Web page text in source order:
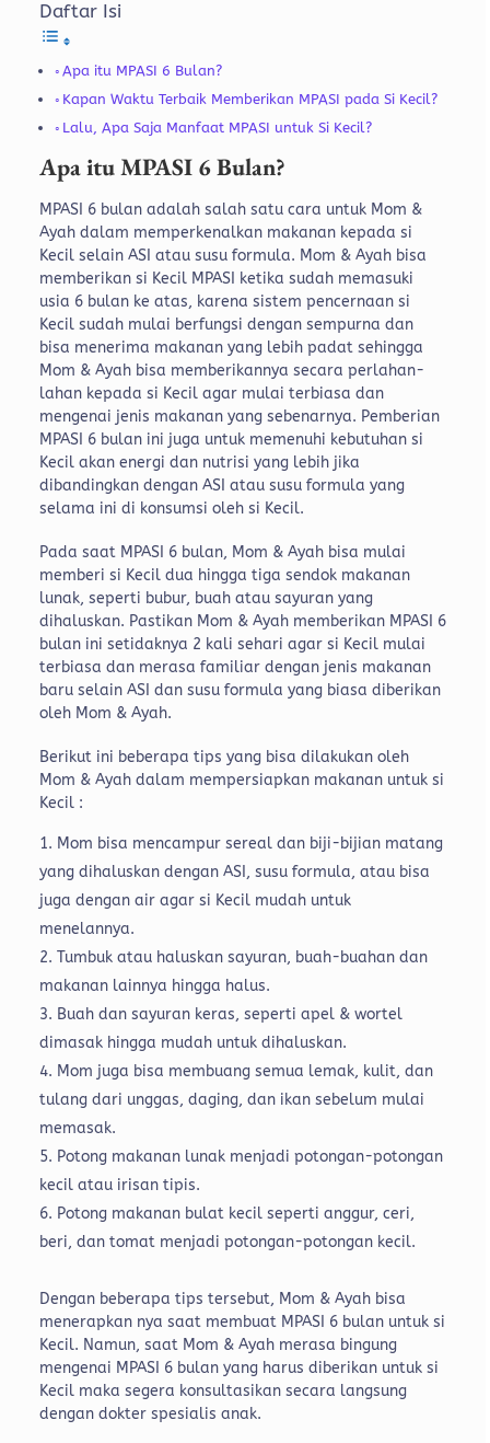
Daftar Isi
Apa itu MPASI 6 Bulan?
Kapan Waktu Terbaik Memberikan MPASI pada Si Kecil?
Lalu, Apa Saja Manfaat MPASI untuk Si Kecil?
Apa itu MPASI 6 Bulan?
MPASI 6 bulan adalah salah satu cara untuk Mom &
Ayah dalam memperkenalkan makanan kepada si
Kecil selain ASI atau susu formula. Mom & Ayah bisa
memberikan si Kecil MPASI ketika sudah memasuki
usia 6 bulan ke atas, karena sistem pencernaan si
Kecil sudah mulai berfungsi dengan sempurna dan
bisa menerima makanan yang lebih padat sehingga
Mom & Ayah bisa memberikannya secara perlahan-
lahan kepada si Kecil agar mulai terbiasa dan
mengenai jenis makanan yang sebenarnya. Pemberian
MPASI 6 bulan ini juga untuk memenuhi kebutuhan si
Kecil akan energi dan nutrisi yang lebih jika
dibandingkan dengan ASI atau susu formula yang
selama ini di konsumsi oleh si Kecil.
Pada saat MPASI 6 bulan, Mom & Ayah bisa mulai
memberi si Kecil dua hingga tiga sendok makanan
lunak, seperti bubur, buah atau sayuran yang
dihaluskan. Pastikan Mom & Ayah memberikan MPASI 6
bulan ini setidaknya 2 kali sehari agar si Kecil mulai
terbiasa dan merasa familiar dengan jenis makanan
baru selain ASI dan susu formula yang biasa diberikan
oleh Mom & Ayah.
Berikut ini beberapa tips yang bisa dilakukan oleh
Mom & Ayah dalam mempersiapkan makanan untuk si
Kecil :
Mom bisa mencampur sereal dan biji-bijian matang
yang dihaluskan dengan ASI, susu formula, atau bisa
juga dengan air agar si Kecil mudah untuk
menelannya.
Tumbuk atau haluskan sayuran, buah-buahan dan
makanan lainnya hingga halus.
Buah dan sayuran keras, seperti apel & wortel
dimasak hingga mudah untuk dihaluskan.
Mom juga bisa membuang semua lemak, kulit, dan
tulang dari unggas, daging, dan ikan sebelum mulai
memasak.
Potong makanan lunak menjadi potongan-potongan
kecil atau irisan tipis.
Potong makanan bulat kecil seperti anggur, ceri,
beri, dan tomat menjadi potongan-potongan kecil.
Dengan beberapa tips tersebut, Mom & Ayah bisa
menerapkan nya saat membuat MPASI 6 bulan untuk si
Kecil. Namun, saat Mom & Ayah merasa bingung
mengenai MPASI 6 bulan yang harus diberikan untuk si
Kecil maka segera konsultasikan secara langsung
dengan dokter spesialis anak.